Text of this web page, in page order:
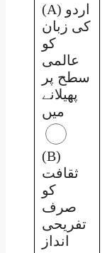
(A) اردو
کی زبان
کو
عالمی
سطح پر
پھیلانے
میں
(B)
ثقافت
کو
صرف
تفریحی
انداز